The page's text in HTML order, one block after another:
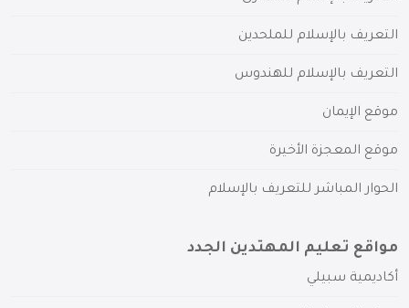
التعريف بالإسلام للملحدين
التعريف بالإسلام للهندوس
موقع الإيمان
موقع المعجزة الأخيرة
الحوار المباشر للتعريف بالإسلام
مواقع تعليم المهتدين الجدد
أكاديمية سبيلي